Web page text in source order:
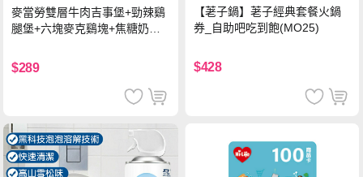
麥當勞雙層牛肉吉事堡+勁辣鷄
腿堡+六塊麥克鷄塊+焦糖奶茶
$289
【荖子鍋】荖子經典套餐火鍋
券_自助吧吃到飽(MO25)
$428